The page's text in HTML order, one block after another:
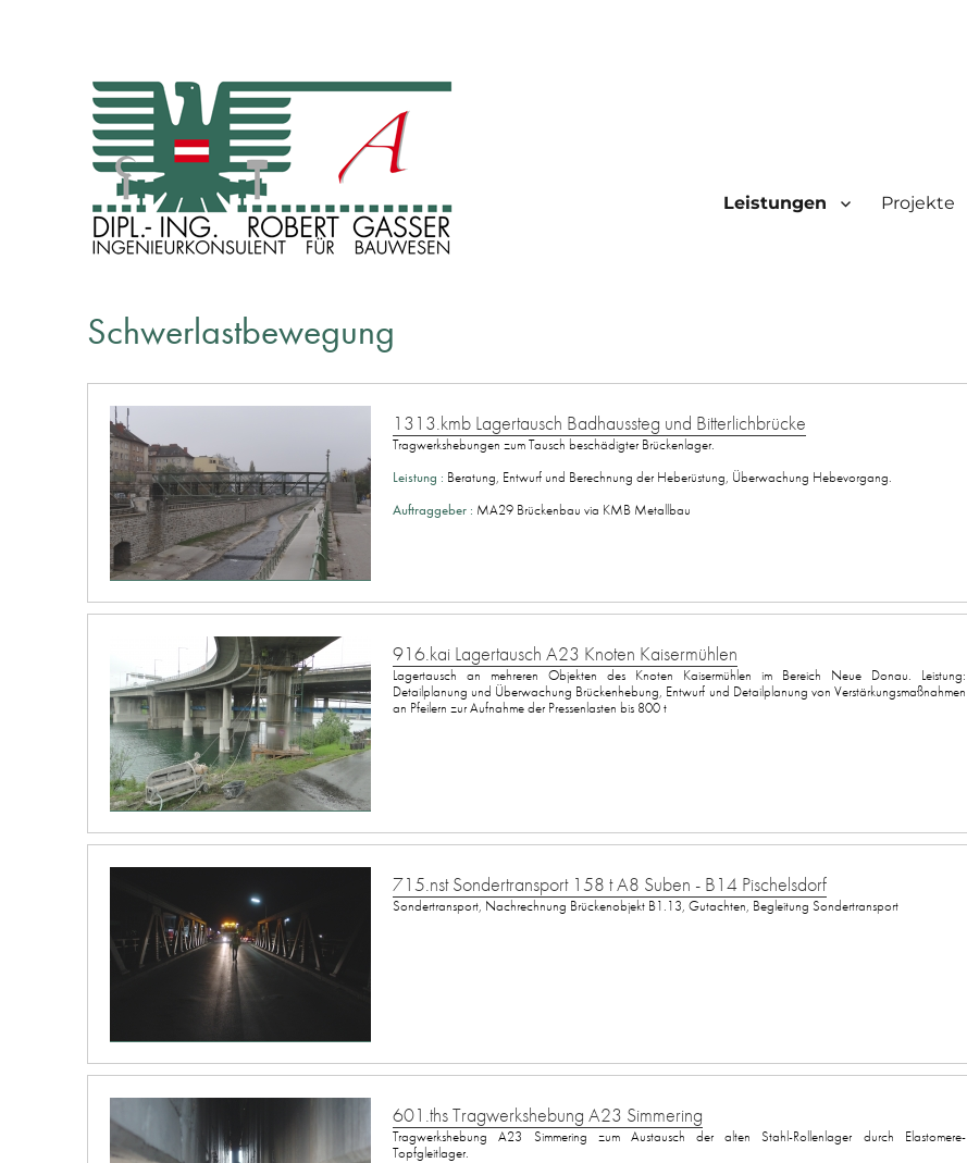
Leistungen Projekte
Schwerlastbewegung
1313.kmb Lagertausch Badhaussteg und Bitterlichbrücke
Tragwerkshebungen zum Tausch beschädigter Brückenlager.
Leistung : Beratung, Entwurf und Berechnung der Heberüstung, Überwachung Hebevorgang.
Auftraggeber : MA29 Brückenbau via KMB Metallbau
916.kai Lagertausch A23 Knoten Kaisermühlen
Lagertausch an mehreren Objekten des Knoten Kaisermühlen im Bereich Neue Donau. Leistung:
Detailplanung und Überwachung Brückenhebung, Entwurf und Detailplanung von Verstärkungsmaßnahmen
an Pfeilern zur Aufnahme der Pressenlasten bis 800 t
715.nst Sondertransport 158 t A8 Suben - B14 Pischelsdorf
Sondertransport, Nachrechnung Brückenobjekt B1.13, Gutachten, Begleitung Sondertransport
601.ths Tragwerkshebung A23 Simmering
Tragwerkshebung A23 Simmering zum Austausch der alten Stahl-Rollenlager durch Elastomere-
Topfgleitlager.